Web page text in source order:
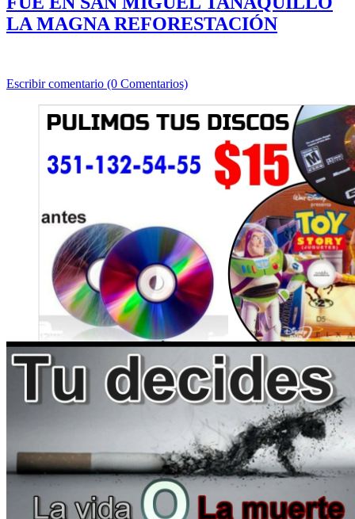
LA MAGNA REFORESTACIÓN
Escribir comentario (0 Comentarios)